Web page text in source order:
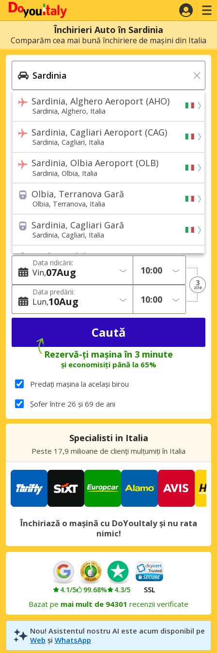
Închirieri Auto în Sardinia
Comparăm cea mai bună închiriere de mașini din Italia
Sardinia, Alghero Aeroport (AHO)
Sardinia, Alghero, Italia
Sardinia, Cagliari Aeroport (CAG)
Sardinia, Cagliari, Italia
Sardinia, Olbia Aeroport (OLB)
Sardinia, Olbia, Italia
Olbia, Terranova Gară
Olbia, Terranova, Italia
Sardinia, Cagliari Gară
Sardinia, Cagliari, Italia
Sardinia, Alghero Port
Sardinia, Alghero, Italia
Sardinia, Alghero (Toate zonele)
Sardinia, Alghero, Italia
Sardinia, Cagliari (Toate zonele)
Sardinia, Cagliari, Italia
Sardinia, Olbia (Toate zonele)
Sardinia, Olbia, Italia
Alghero, La Pietraia
Alghero, La Pietraia, Italia
Alghero, Pivarada
Alghero, Pivarada, Italia
Cagliari, Viale Monastir
Cagliari, Viale Monastir, Italia
Olbia, Genova Street
Olbia, Genova Street, Italia
Sardinia, Iglesias Oraș
Sardinia, Nuoro Oraș
Sardinia, Nuoro, Italia
Sardinia, Ozieri Oraș
Sardinia, Ozieri, Italia
Sardinia, Porto Cervo Oraș
Sardinia, Porto Cervo, Italia
Sardinia, Porto Rotondo Oraș
Sardinia, Porto Rotondo, Italia
Data ridicării:
Vin 07Aug
Data predării:
Lun 10Aug
3
zile
Rezervă-ți mașina în 3 minute
și economisiți până la 65%
Predați mașina la același birou
Șofer între 26 și 69 de ani
Specialisti in Italia
Peste 17,9 milioane de clienți mulțumiți în Italia
Închiriază o mașină cu DoYouItaly și nu rata
nimic!
4.1/5 99.68% 4.3/5 SSL
Bazat pe mai mult de 94301 recenzii verificate
Nou! Asistentul nostru AI este acum disponibil pe
Web și WhatsApp